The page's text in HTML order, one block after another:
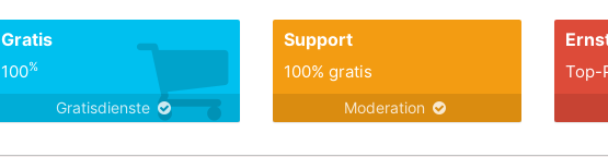
Gratis
100%
Gratisdienste
Support
100% gratis
Moderation
Top-